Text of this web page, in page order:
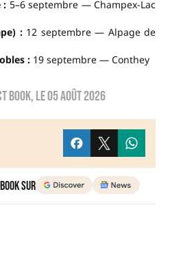
: 5–6 septembre — Champex-Lac
:12 septembre — Alpage de
: 19 septembre — Conthey
Book, le05 août 2026
sur